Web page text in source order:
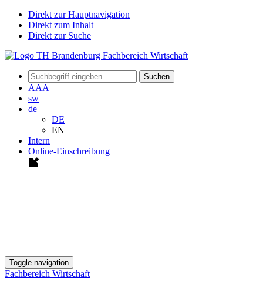
Direkt zur Hauptnavigation
Direkt zum Inhalt
Direkt zur Suche
Suchen
AAA
sw
de
DE
EN
Intern
Online-Einschreibung
Toggle navigation
Fachbereich Wirtschaft